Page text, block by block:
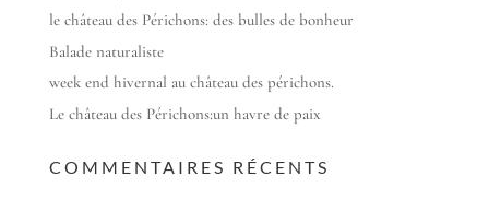
le château des Périchons: des bulles de bonheur
Balade naturaliste
week end hivernal au château des périchons.
Le château des Périchons:un havre de paix
COMMENTAIRES RÉCENTS